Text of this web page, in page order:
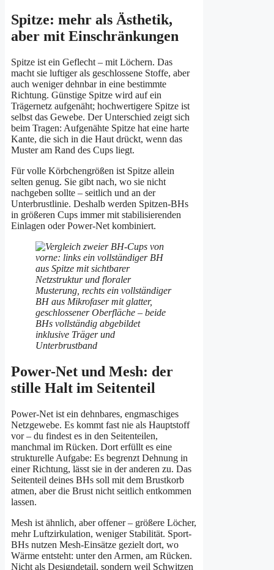
Spitze: mehr als Ästhetik,
aber mit Einschränkungen
Spitze ist ein Geflecht – mit Löchern. Das
macht sie luftiger als geschlossene Stoffe, aber
auch weniger dehnbar in eine bestimmte
Richtung. Günstige Spitze wird auf ein
Trägernetz aufgenäht; hochwertigere Spitze ist
selbst das Gewebe. Der Unterschied zeigt sich
beim Tragen: Aufgenähte Spitze hat eine harte
Kante, die sich in die Haut drückt, wenn das
Muster am Rand des Cups liegt.
Für volle Körbchengrößen ist Spitze allein
selten genug. Sie gibt nach, wo sie nicht
nachgeben sollte – seitlich und an der
Unterbrustlinie. Deshalb werden Spitzen-BHs
in größeren Cups immer mit stabilisierenden
Einlagen oder Power-Net kombiniert.
Power-Net und Mesh: der
stille Halt im Seitenteil
Power-Net ist ein dehnbares, engmaschiges
Netzgewebe. Es kommt fast nie als Hauptstoff
vor – du findest es in den Seitenteilen,
manchmal im Rücken. Dort erfüllt es eine
strukturelle Aufgabe: Es begrenzt Dehnung in
einer Richtung, lässt sie in der anderen zu. Das
Seitenteil deines BHs soll mit dem Brustkorb
atmen, aber die Brust nicht seitlich entkommen
lassen.
Mesh ist ähnlich, aber offener – größere Löcher,
mehr Luftzirkulation, weniger Stabilität. Sport-
BHs nutzen Mesh-Einsätze gezielt dort, wo
Wärme entsteht: unter den Armen, am Rücken.
Nicht als Designdetail, sondern weil Schwitzen